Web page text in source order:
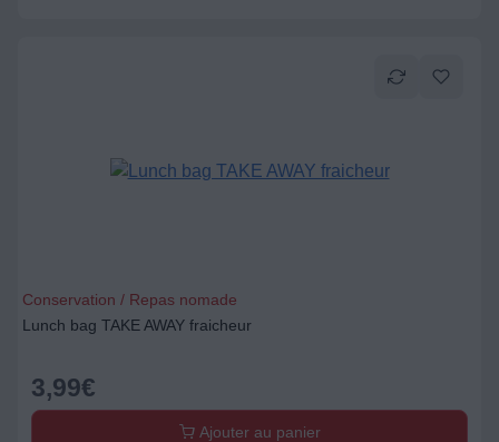
Conservation / Repas nomade
Lunch bag TAKE AWAY fraicheur
3,99€
Ajouter au panier